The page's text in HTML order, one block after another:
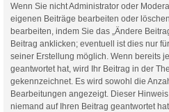
Wenn Sie nicht Administrator oder
eigenen Beiträge bearbeiten oder
bearbeiten, indem Sie das „Ändere
Beitrag anklicken; eventuell ist dies nur
seiner Erstellung möglich. Wenn bereits
geantwortet hat, wird Ihr Beitrag in der
gekennzeichnet. Es wird sowohl die
Bearbeitungen angezeigt. Dieser
niemand auf Ihren Beitrag geantwortet